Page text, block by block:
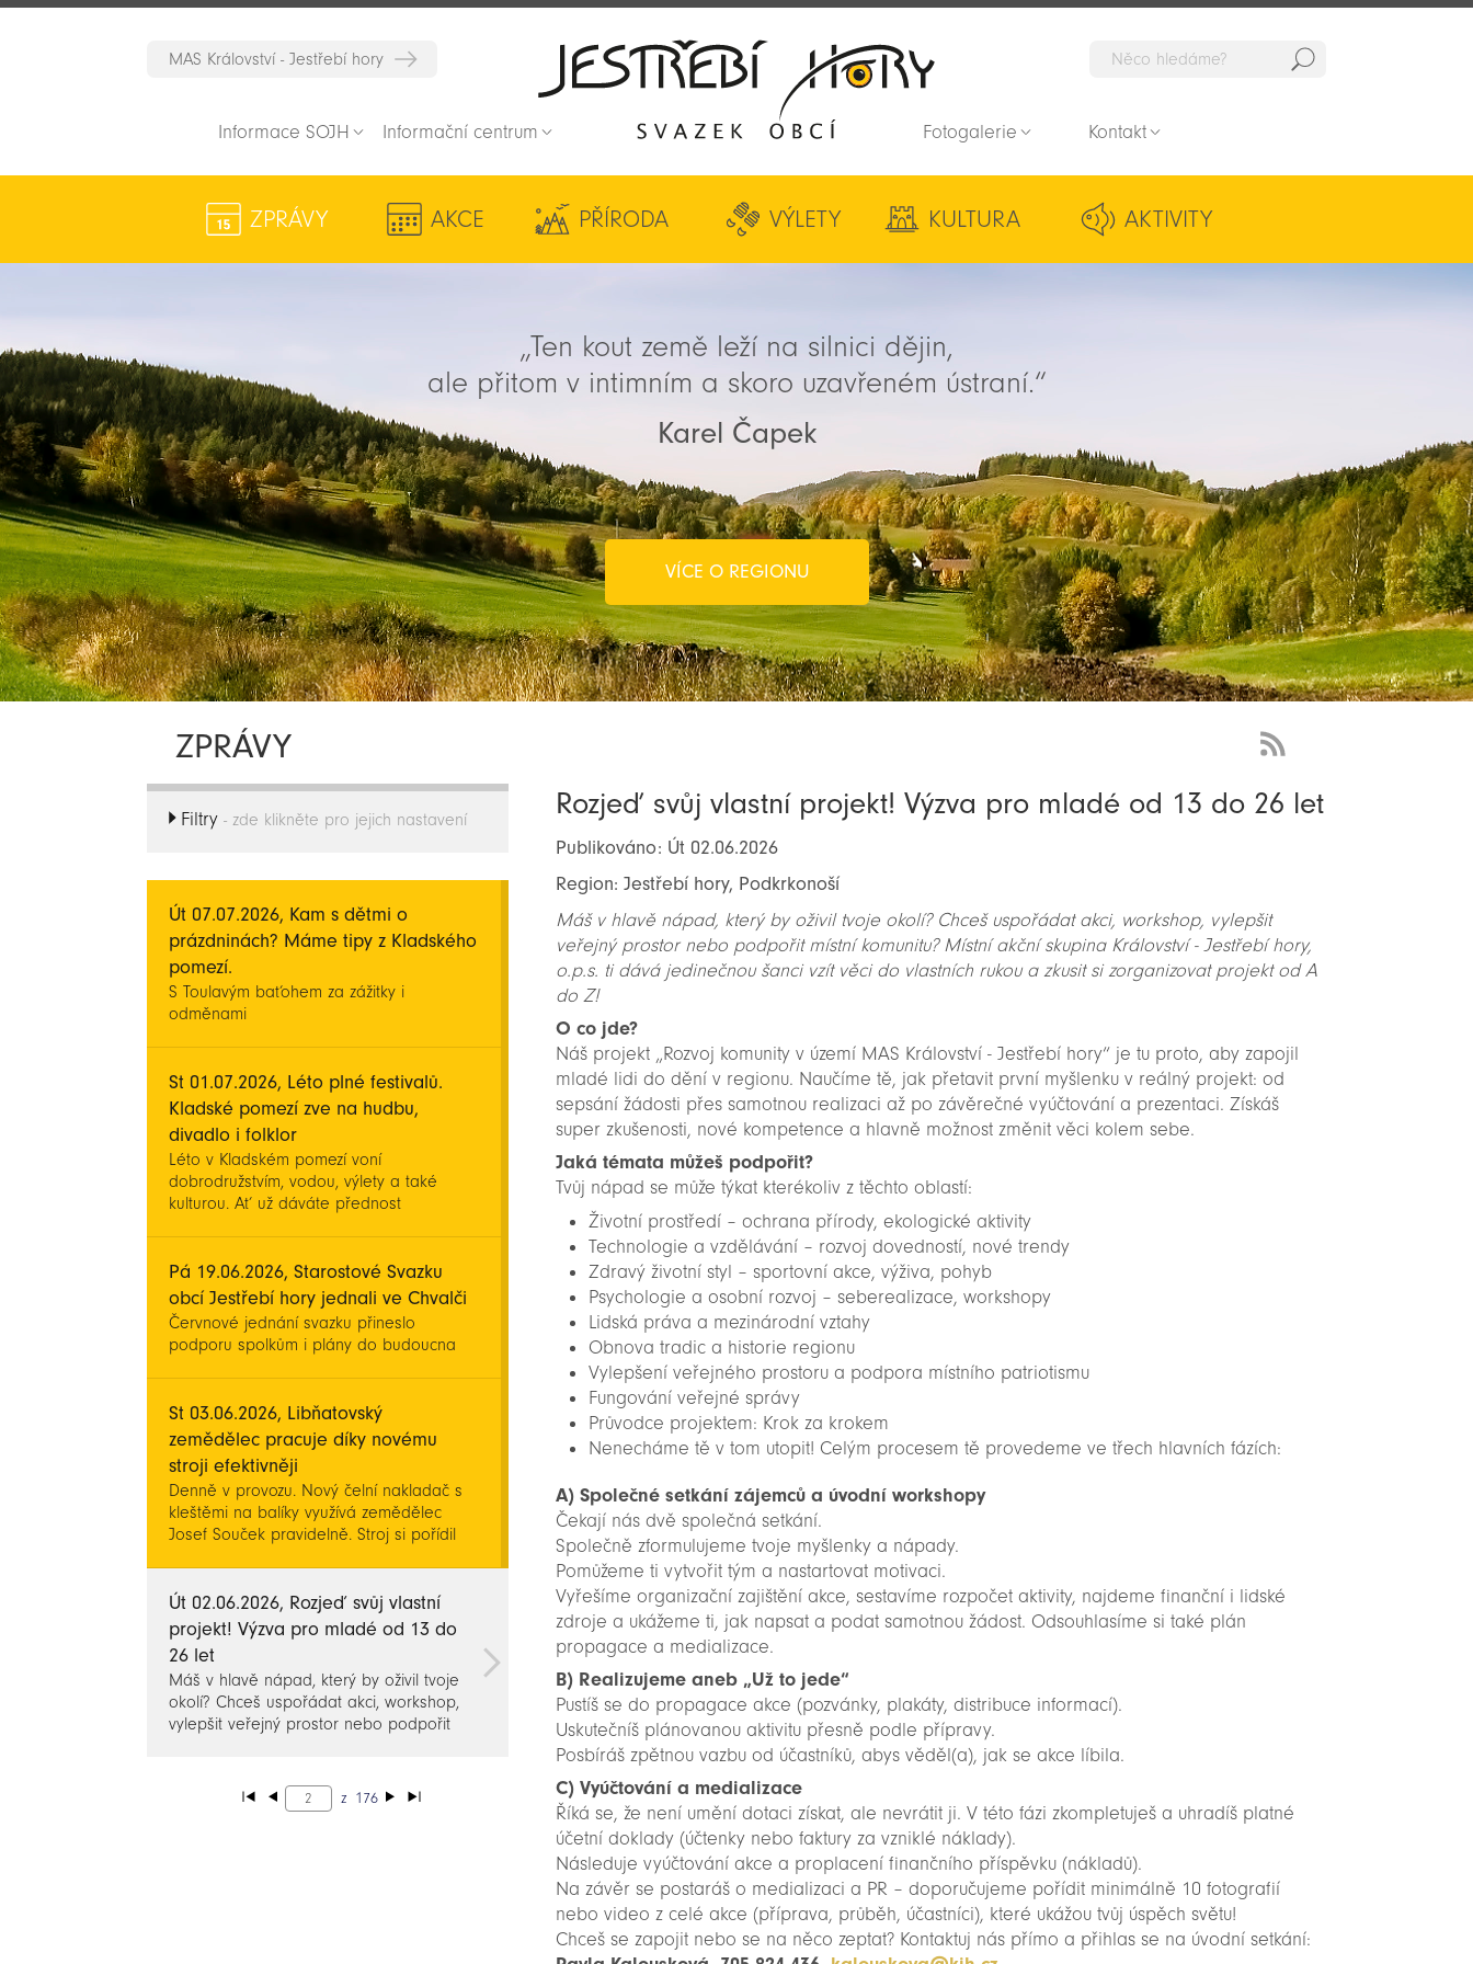
MAS Království - Jestřebí hory
Informace SOJH Informační centrum Fotogalerie Kontakt
ZPRÁVY AKCE PŘÍRODA VÝLETY KULTURA AKTIVITY
„Ten kout země leží na silnici dějin,
ale přitom v intimním a skoro uzavřeném ústraní.“
Karel Čapek
VÍCE O REGIONU
ZPRÁVY
Feed
-
Filtry - zde klikněte pro jejich nastavení
Út 07.07.2026, Kam s dětmi o
prázdninách? Máme tipy z Kladského
pomezí.
S Toulavým baťohem za zážitky i
odměnami
St 01.07.2026, Léto plné festivalů.
Kladské pomezí zve na hudbu,
divadlo i folklor
Léto v Kladském pomezí voní
dobrodružstvím, vodou, výlety a také
kulturou. Ať už dáváte přednost
filmům, v regionu si během prázdnin
přijdete na své.
Pá 19.06.2026, Starostové Svazku
obcí Jestřebí hory jednali ve Chvalči
Červnové jednání svazku přineslo
podporu spolkům i plány do budoucna
St 03.06.2026, Libňatovský
zemědělec pracuje díky novému
stroji efektivněji
Denně v provozu. Nový čelní nakladač s
kleštěmi na balíky využívá zemědělec
Josef Souček pravidelně. Stroj si pořídil
Út 02.06.2026, Rozjeď svůj vlastní
projekt! Výzva pro mladé od 13 do
26 let
Máš v hlavě nápad, který by oživil tvoje
okolí? Chceš uspořádat akci, workshop,
vylepšit veřejný prostor nebo podpořit
jedinečnou šanci vzít věci do vlastních
rukou a zkusit si zorganizovat projekt od
z 176
Rozjeď svůj vlastní projekt! Výzva pro mladé od 13 do 26 let
Publikováno: Út 02.06.2026
Region: Jestřebí hory, Podkrkonoší
Máš v hlavě nápad, který by oživil tvoje okolí? Chceš uspořádat akci, workshop, vylepšit
veřejný prostor nebo podpořit místní komunitu? Místní akční skupina Království - Jestřebí hory,
o.p.s. ti dává jedinečnou šanci vzít věci do vlastních rukou a zkusit si zorganizovat projekt od A
do Z!
O co jde?
Náš projekt „Rozvoj komunity v území MAS Království - Jestřebí hory“ je tu proto, aby zapojil
mladé lidi do dění v regionu. Naučíme tě, jak přetavit první myšlenku v reálný projekt: od
sepsání žádosti přes samotnou realizaci až po závěrečné vyúčtování a prezentaci. Získáš
super zkušenosti, nové kompetence a hlavně možnost změnit věci kolem sebe.
Jaká témata můžeš podpořit?
Tvůj nápad se může týkat kterékoliv z těchto oblastí:
Životní prostředí – ochrana přírody, ekologické aktivity
Technologie a vzdělávání – rozvoj dovedností, nové trendy
Zdravý životní styl – sportovní akce, výživa, pohyb
Psychologie a osobní rozvoj – seberealizace, workshopy
Lidská práva a mezinárodní vztahy
Obnova tradic a historie regionu
Vylepšení veřejného prostoru a podpora místního patriotismu
Fungování veřejné správy
Průvodce projektem: Krok za krokem
Nenecháme tě v tom utopit! Celým procesem tě provedeme ve třech hlavních fázích:
A) Společné setkání zájemců a úvodní workshopy
Čekají nás dvě společná setkání.
Společně zformulujeme tvoje myšlenky a nápady.
Pomůžeme ti vytvořit tým a nastartovat motivaci.
Vyřešíme organizační zajištění akce, sestavíme rozpočet aktivity, najdeme finanční i lidské
zdroje a ukážeme ti, jak napsat a podat samotnou žádost. Odsouhlasíme si také plán
propagace a medializace.
B) Realizujeme aneb „Už to jede“
Pustíš se do propagace akce (pozvánky, plakáty, distribuce informací).
Uskutečníš plánovanou aktivitu přesně podle přípravy.
Posbíráš zpětnou vazbu od účastníků, abys věděl(a), jak se akce líbila.
C) Vyúčtování a medializace
Říká se, že není umění dotaci získat, ale nevrátit ji. V této fázi zkompletuješ a uhradíš platné
účetní doklady (účtenky nebo faktury za vzniklé náklady).
Následuje vyúčtování akce a proplacení finančního příspěvku (nákladů).
Na závěr se postaráš o medializaci a PR – doporučujeme pořídit minimálně 10 fotografií
nebo video z celé akce (příprava, průběh, účastníci), které ukážou tvůj úspěch světu!
Chceš se zapojit nebo se na něco zeptat? Kontaktuj nás přímo a přihlas se na úvodní setkání: